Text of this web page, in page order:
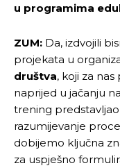
u programima
ZUM: Da, izdvojili
projekata u
društva, koji za
naprijed u jačanju
trening
razumijevanje
dobijemo ključna
za uspješno